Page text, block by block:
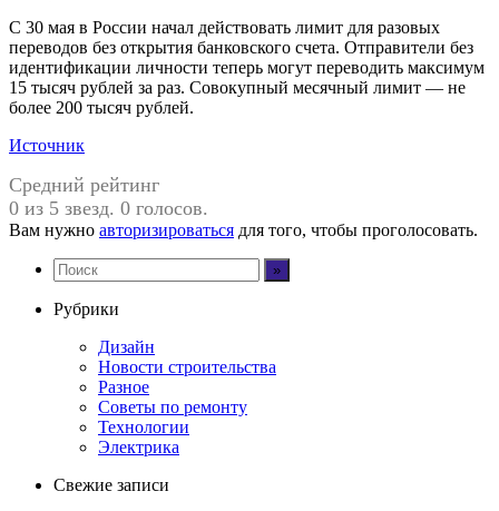
С 30 мая в России начал действовать лимит для разовых
переводов без открытия банковского счета. Отправители без
идентификации личности теперь могут переводить максимум
15 тысяч рублей за раз. Совокупный месячный лимит — не
более 200 тысяч рублей.
Источник
Средний рейтинг
0 из 5 звезд. 0 голосов.
Вам нужно авторизироваться для того, чтобы проголосовать.
Рубрики
Дизайн
Новости строительства
Разное
Советы по ремонту
Технологии
Электрика
Свежие записи